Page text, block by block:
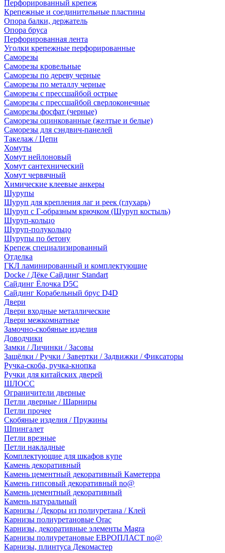
Перфорированный крепеж
Крепежные и соединительные пластины
Опора балки, держатель
Опора бруса
Перфорированная лента
Уголки крепежные перфорированные
Саморезы
Саморезы кровельные
Саморезы по дереву черные
Саморезы по металлу черные
Саморезы с прессшайбой острые
Саморезы с прессшайбой сверлоконечные
Саморезы фосфат (черные)
Саморезы оцинкованные (желтые и белые)
Саморезы для сэндвич-панелей
Такелаж / Цепи
Хомуты
Хомут нейлоновый
Хомут сантехнический
Хомут червячный
Химические клеевые анкеры
Шурупы
Шуруп для крепления лаг и реек (глухарь)
Шуруп с Г-образным крючком (Шуруп костыль)
Шуруп-кольцо
Шуруп-полукольцо
Шурупы по бетону
Крепеж специализированный
Отделка
ГКЛ ламинированный и комплектующие
Docke / Дёке Сайдинг Standart
Сайдинг Ёлочка D5C
Сайдинг Корабельный брус D4D
Двери
Двери входные металлические
Двери межкомнатные
Замочно-скобяные изделия
Доводчики
Замки / Личинки / Засовы
Защёлки / Ручки / Завертки / Задвижки / Фиксаторы
Ручка-скоба, ручка-кнопка
Ручки для китайских дверей
ШЛОСС
Ограничители дверные
Петли дверные / Шарниры
Петли прочее
Скобяные изделия / Пружины
Шпингалет
Петли врезные
Петли накладные
Комплектующие для шкафов купе
Камень декоративный
Камень цементный декоративный Каметерра
Камень гипсовый декоративный no@
Камень цементный декоративный
Камень натуральный
Карнизы / Декоры из полиуретана / Клей
Карнизы полиуретановые Orac
Карнизы, декоративные элементы Magra
Карнизы полиуретановые ЕВРОПЛАСТ no@
Карнизы, плинтуса Декомастер